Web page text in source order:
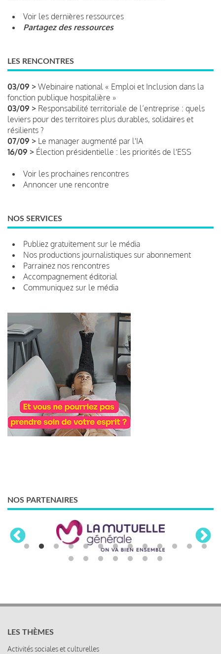
Voir les dernières ressources
Partagez des ressources
LES RENCONTRES
03/09 > Webinaire national « Emploi et Inclusion dans la
fonction publique hospitalière »
03/09 > Responsabilité territoriale de l’entreprise : quels
leviers pour des territoires plus durables, solidaires et
résilients ?
07/09 > Le manager augmenté par l'IA
16/09 > Élection présidentielle : les priorités de l'ESS
Voir les prochaines rencontres
Annoncer une rencontre
NOS SERVICES
Publiez gratuitement sur le média
Nos productions journalistiques sur abonnement
Parrainez nos rencontres
Accompagnement éditorial
Communiquez sur le média
NOS PARTENAIRES
LES THÈMES
Activités sociales et culturelles